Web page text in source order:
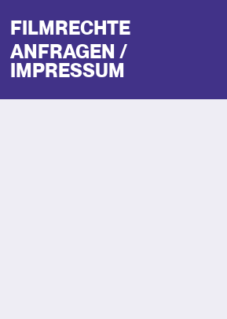
FILMRECHTE
ANFRAGEN /
IMPRESSUM